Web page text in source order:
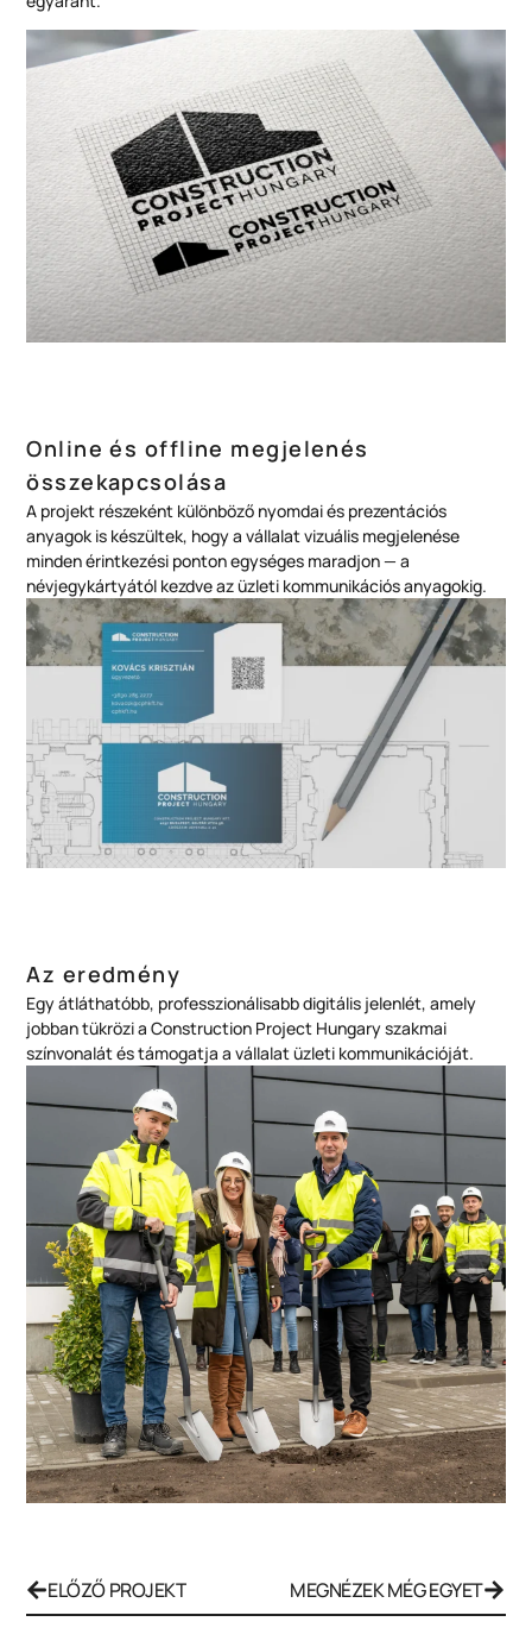
Online és offline megjelenés
összekapcsolása
A projekt részeként különböző nyomdai és prezentációs
anyagok is készültek, hogy a vállalat vizuális megjelenése
minden érintkezési ponton egységes maradjon — a
névjegykártyától kezdve az üzleti kommunikációs anyagokig.
Az eredmény
Egy átláthatóbb, professzionálisabb digitális jelenlét, amely
jobban tükrözi a Construction Project Hungary szakmai
színvonalát és támogatja a vállalat üzleti kommunikációját.
ELŐZŐ PROJEKT MEGNÉZEK MÉG EGYET